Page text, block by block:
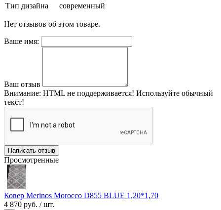
Тип дизайна
современный
Нет отзывов об этом товаре.
Ваше имя:
Ваш отзыв
Внимание: HTML не поддерживается! Используйте обычный
текст!
Написать отзыв
Просмотренные
Ковер Merinos Morocco D855 BLUE 1,20*1,70
4 870 руб. / шт.